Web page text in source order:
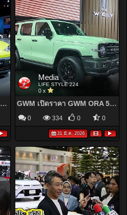
BYD ATTO 1, BYD ATTO 2, BYD SEAL 6 , BYD SEALION 5 DM-i และ DENZA
Media
LIFE STYLE 224
0 x
GWM เปิดราคา GWM ORA 5 สองขุมพลัง ราคาแนะนำช่วงเปิดตัวรุ่น HEV 709,000-779,000 บาท
0 334 0 0
31 มี.ค. 2026